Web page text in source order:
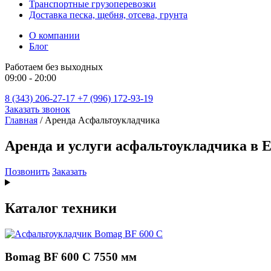
Транспортные грузоперевозки
Доставка песка, щебня, отсева, грунта
О компании
Блог
Работаем без выходных
09:00 - 20:00
8 (343) 206-27-17 +7 (996) 172-93-19
Заказать звонок
Главная / Аренда Асфальтоукладчика
Аренда и услуги асфальтоукладчика в
Позвонить Заказать
Каталог техники
Bomag BF 600 C 7550 мм